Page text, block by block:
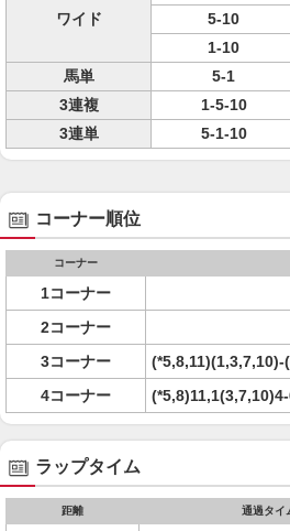
ワイド
5-10
1-10
馬単
5-1
3連複
1-5-10
3連単
5-1-10
コーナー順位
コーナー
1コーナー
2コーナー
3コーナー
4コーナー
ラップタイム
距離 通過タイ